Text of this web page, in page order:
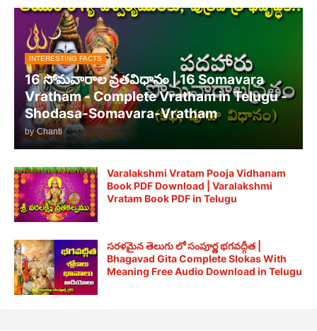
INTERESTING FACTS
16 సోమవారాల వ్రతవిధానం | 16 Somavara
Vratham - Complete Vratham in Telugu -
Shodasa-Somavara-Vratham
by Chanti
Varalakshmi Vratam Pooja Vidhanam
Book PDF Download | Varalakshmi
Vratam Book PDF in Telugu
సరళమైన తెలుగు లో సంపూర్ణ భగవద్గీత |
Bhagavad Gita Complete Slokas With
Meaning Free Audio Download in Telugu